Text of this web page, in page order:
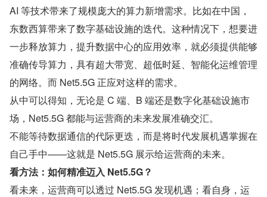
AI 等技术带来了规模庞大的算力新增需求。比如在中国，
东数西算带来了数字基础设施的迭代。这种情况下，想要进
一步释放算力，提升数据中心的应用效率，就必须提供能够
准确传导算力，具有超大带宽、超低时延、智能化运维管理
的网络。而 Net5.5G 正应对这样的需求。
从中可以得知，无论是 C 端、B 端还是数字化基础设施市
场，Net5.5G 都能与运营商的未来发展准确交汇。
不能等待数据通信的代际更迭，而是将时代发展机遇掌握在
自己手中——这就是 Net5.5G 展示给运营商的未来。
看方法：如何精准迈入 Net5.5G？
看未来，运营商可以透过 Net5.5G 发现机遇；看自身，运